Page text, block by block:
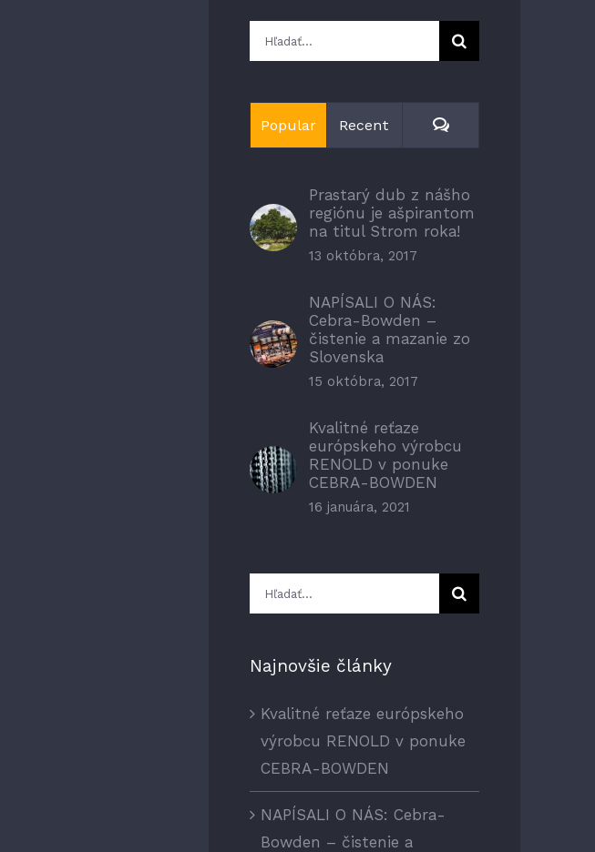
Hľadať:
Popular Recent Comments
Prastarý dub z nášho
regiónu je ašpirantom
na titul Strom roka!
13 októbra, 2017
NAPÍSALI O NÁS:
Cebra-Bowden –
čistenie a mazanie zo
Slovenska
15 októbra, 2017
Kvalitné reťaze
európskeho výrobcu
RENOLD v ponuke
CEBRA-BOWDEN
16 januára, 2021
Hľadať:
Najnovšie články
Kvalitné reťaze európskeho
výrobcu RENOLD v ponuke
CEBRA-BOWDEN
NAPÍSALI O NÁS: Cebra-
Bowden – čistenie a